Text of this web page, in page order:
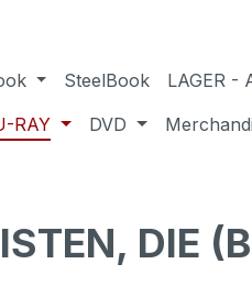
SteelBook LAGER -
RAY DVD